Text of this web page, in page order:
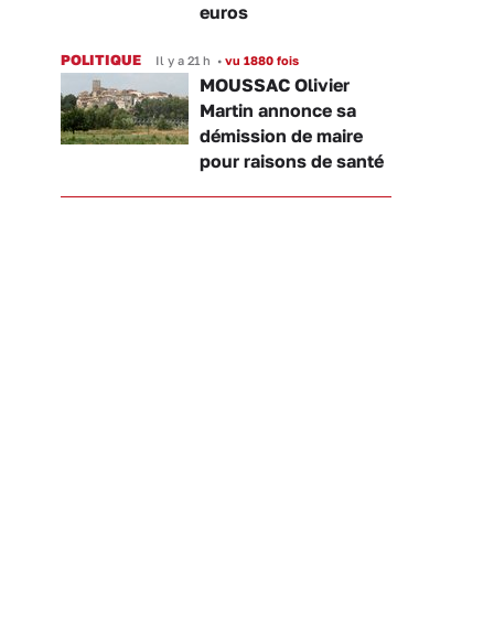
euros
POLITIQUE Il y a 21 h • vu 1880 fois
MOUSSAC Olivier
Martin annonce sa
démission de maire
pour raisons de santé